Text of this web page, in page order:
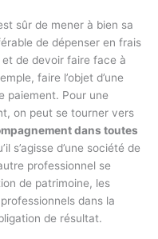
sûr de mener à bien sa
de dépenser en frais
de devoir faire face à
faire l’objet d’une
paiement. Pour une
on peut se tourner vers
dans toutes
s’agisse d’une société de
professionnel se
de patrimoine, les
dans la
de résultat.